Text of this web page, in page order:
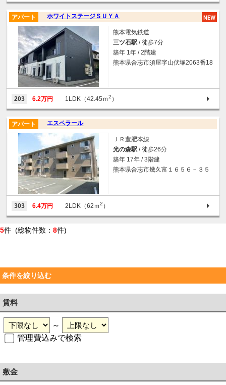
ホワイトステージＳＵＹＡ
アパート
熊本電気鉄道
三ツ石駅 / 徒歩7分
築年 1年 / 2階建
熊本県合志市須屋字山伏塚2063番18
203 6.2万円 1LDK（42.45ｍ2 ）
エスペラール
アパート
ＪＲ豊肥本線
光の森駅 / 徒歩26分
築年 17年 / 3階建
熊本県合志市幾久富１６５６－３５
303 6.4万円 2LDK（62ｍ2 ）
5件 (総物件数： 8件)
条件を絞り込む
賃料
～
管理費込みで検索
敷金